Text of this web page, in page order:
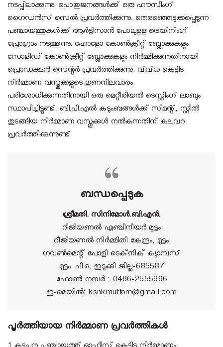
നടപ്പിലാക്കുന്നു. പൊതുജനങ്ങള്‍ക്ക് ഒരു ഹൗസിംഗ്
ഗൈഡന്‍സ് സെല്‍ പ്രവര്‍ത്തിക്കുന്നു. തെരഞ്ഞെടുക്കപ്പെടുന്ന
പഞ്ചായത്തുകള്‍ക്ക് ആര്‍ട്ടിസാന്‍ പോലുള്ള ട്രെയിനിംഗ്
പ്രോഗ്രാം നടത്തുന്നു. ഹോളോ കോണ്‍ക്രീറ്റ് ബ്ലോക്കുകളും
സോളിഡ് കോണ്‍ക്രീറ്റ് ബ്ലോക്കുകളും നിര്‍മ്മിക്കുന്നതിനായി
പ്രൊഡക്ഷന്‍ സെന്റര്‍ പ്രവര്‍ത്തിക്കുന്നു. വിവിധ കെട്ടിട
നിര്‍മ്മാണ വസ്തുക്കളുടെ ഗുണനിലവാരം
പരിശോധിക്കുന്നതിനായി ഒരു മെറ്റീരിയല്‍ ടെസ്റ്റിംഗ് ലാബും
സ്ഥാപിച്ചിട്ടുണ്ട്. ബി.പി.എല്‍ കുടുംബങ്ങള്‍ക്ക് സിമന്റ്, സ്റ്റീല്‍
തുടങ്ങിയ നിര്‍മ്മാണ വസ്തുക്കള്‍ നല്‍കുന്നതിന് കലവറ
പ്രവര്‍ത്തിക്കുന്നുണ്ട്.
ബന്ധപ്പെടുക
ശ്രീമതി. സിനിമോള്‍.ബി.എന്‍.
റീജിയണല്‍ എഞ്ചിനീയര്‍ മുട്ടം
റീജിയണല്‍ നിര്‍മ്മിതി കേന്ദ്രം, മുട്ടം
ഗവണ്‍മെന്റ് പോളി ടെക്‌നിക് ക്യാമ്പസ്
മുട്ടം. പി.ഒ, ഇടുക്കി ജില്ല-685587
ഫോണ്‍ നമ്പര്‍ : 0486-2555996
ഇ-മെയില്‍: ksnkmuttom@gmail.com
പൂര്‍ത്തിയായ നിര്‍മ്മാണ പ്രവര്‍ത്തികള്‍